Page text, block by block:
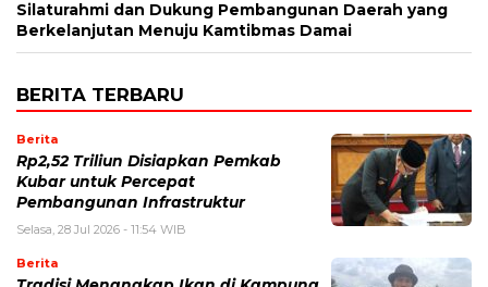
Silaturahmi dan Dukung Pembangunan Daerah yang
Berkelanjutan Menuju Kamtibmas Damai
BERITA TERBARU
Berita
Rp2,52 Triliun Disiapkan Pemkab
Kubar untuk Percepat
Pembangunan Infrastruktur
Selasa, 28 Jul 2026 - 11:54 WIB
Berita